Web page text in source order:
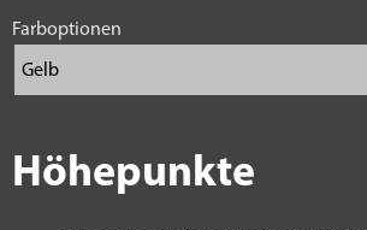
Farboptionen
Höhepunkte